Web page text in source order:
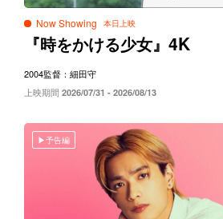
Now Showing
『時をかける少女』 4K
2004監督：細田守
上映期間 2026/07/31 - 2026/08/13
予告編